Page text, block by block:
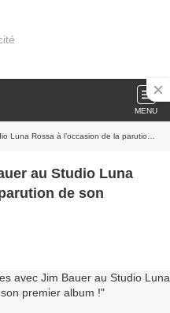
MENU
à l’occasion de la parution de son premier album !
au Studio Luna
de son